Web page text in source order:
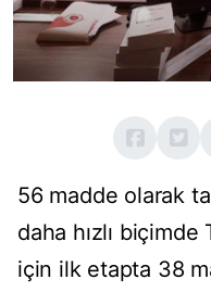
56 madde olarak
daha hızlı
için ilk etapta 38